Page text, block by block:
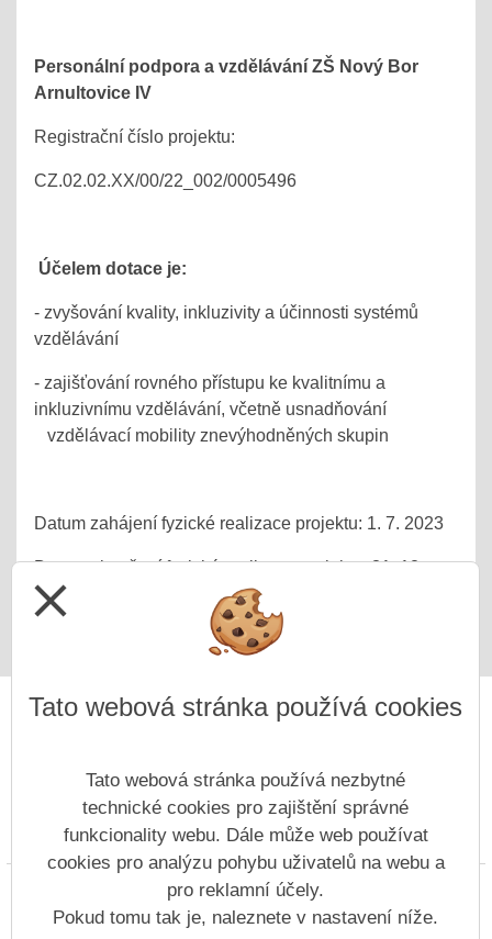
Personální podpora a vzdělávání ZŠ Nový Bor
Arnultovice IV
Registrační číslo projektu:
CZ.02.02.XX/00/22_002/0005496
Účelem dotace je:
- zvyšování kvality, inkluzivity a účinnosti systémů
vzdělávání
- zajišťování rovného přístupu ke kvalitnímu a
inkluzivnímu vzdělávání, včetně usnadňování
vzdělávací mobility znevýhodněných skupin
Datum zahájení fyzické realizace projektu: 1. 7. 2023
Datum ukončení fyzické realizace projektu: 31. 12.
2025
Prohlášení o přístupnosti Mapa webu Cookies
Copyright © 2022 - 2023 ZŠ Nový Bor, Generála Svobody &
Vitalex Group- Tvorba školních webů
close
Tato webová stránka používá cookies
Tato webová stránka používá nezbytné
technické cookies pro zajištění správné
funkcionality webu. Dále může web používat
cookies pro analýzu pohybu uživatelů na webu a
pro reklamní účely.
Pokud tomu tak je, naleznete v nastavení níže.